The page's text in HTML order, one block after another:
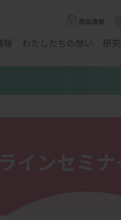
報 わたしたちの想い 研究
商品情報